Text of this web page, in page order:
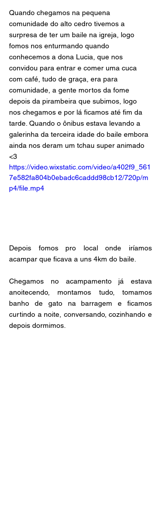
Quando chegamos na pequena
comunidade do alto cedro tivemos a
surpresa de ter um baile na igreja, logo
fomos nos enturmando quando
conhecemos a dona Lucia, que nos
convidou para entrar e comer uma cuca
com café, tudo de graça, era para
comunidade, a gente mortos da fome
depois da pirambeira que subimos, logo
nos chegamos e por lá ficamos até fim da
tarde. Quando o ônibus estava levando a
galerinha da terceira idade do baile embora
ainda nos deram um tchau super animado
<3
https://video.wixstatic.com/video/a402f9_561
7e582fa804b0ebadc6caddd98cb12/720p/m
p4/file.mp4
Depois fomos pro local onde iríamos
acampar que ficava a uns 4km do baile.
Chegamos no acampamento já estava
anoitecendo, montamos tudo, tomamos
banho de gato na barragem e ficamos
curtindo a noite, conversando, cozinhando e
depois dormimos.